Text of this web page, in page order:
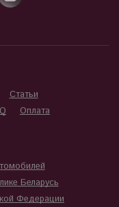
Статьи
Оплата
Беларусь
Федерации